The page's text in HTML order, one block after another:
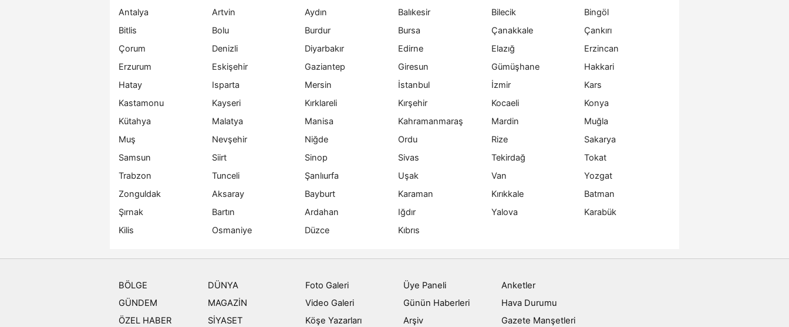
Antalya
Artvin Aydın Balıkesir Bilecik
Bingöl
Bitlis
Bolu Burdur Bursa Çanakkale
Çankırı
Çorum
Denizli Diyarbakır Edirne Elazığ
Erzincan
Erzurum
Eskişehir Gaziantep Giresun Gümüşhane
Hakkari
Hatay
Isparta Mersin İstanbul İzmir
Kars
Kastamonu
Kayseri Kırklareli Kırşehir Kocaeli
Konya
Kütahya
Malatya Manisa Kahramanmaraş Mardin
Muğla
Muş
Nevşehir Niğde Ordu Rize
Sakarya
Samsun
Siirt Sinop Sivas Tekirdağ
Tokat
Trabzon
Tunceli Şanlıurfa Uşak Van
Yozgat
Zonguldak
Aksaray Bayburt Karaman Kırıkkale
Batman
Şırnak
Bartın Ardahan Iğdır Yalova
Karabük
Kilis
Osmaniye Düzce Kıbrıs
BÖLGE
DÜNYA
GÜNDEM
MAGAZİN
ÖZEL HABER
SİYASET
Foto Galeri
Video Galeri
Köşe Yazarları
Üye Paneli
Günün Haberleri
Arşiv
Anketler
Hava Durumu
Gazete Manşetleri